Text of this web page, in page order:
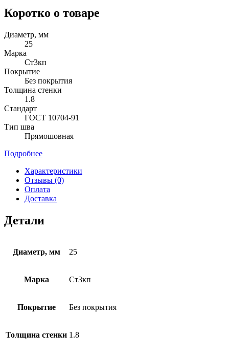
Коротко о товаре
Диаметр, мм
25
Марка
Ст3кп
Покрытие
Без покрытия
Толщина стенки
1.8
Стандарт
ГОСТ 10704-91
Тип шва
Прямошовная
Подробнее
Характеристики
Отзывы (0)
Оплата
Доставка
Детали
Диаметр, мм 25
Марка Ст3кп
Покрытие Без покрытия
Толщина стенки 1.8